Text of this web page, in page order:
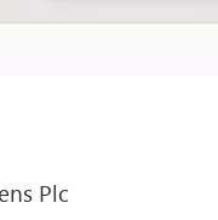
Plc